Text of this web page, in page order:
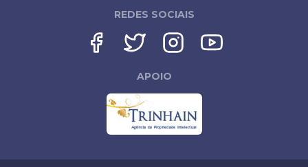
REDES SOCIAIS
APOIO